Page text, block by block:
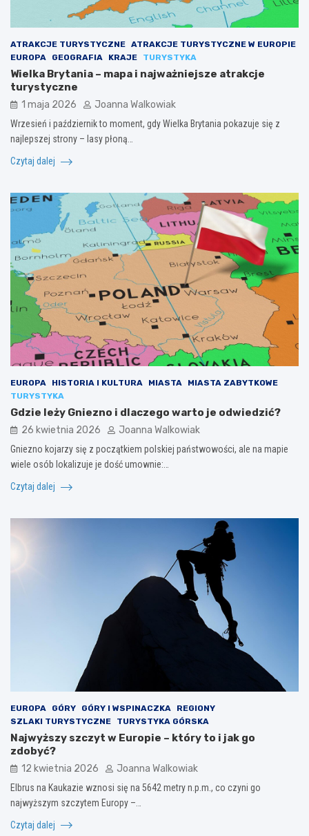
ATRAKCJE TURYSTYCZNE ATRAKCJE TURYSTYCZNE W EUROPIE
EUROPA
GEOGRAFIA KRAJE TURYSTYKA
Wielka Brytania – mapa i najważniejsze atrakcje
turystyczne
1 maja 2026 Joanna Walkowiak
Wrzesień i październik to moment, gdy Wielka Brytania pokazuje się z
najlepszej strony – lasy płoną…
Czytaj dalej
EUROPA HISTORIA I KULTURA MIASTA
MIASTA ZABYTKOWE
TURYSTYKA
Gdzie leży Gniezno i dlaczego warto je odwiedzić?
26 kwietnia 2026 Joanna Walkowiak
Gniezno kojarzy się z początkiem polskiej państwowości, ale na mapie
wiele osób lokalizuje je dość umownie:…
Czytaj dalej
EUROPA GÓRY GÓRY I WSPINACZKA
REGIONY
SZLAKI TURYSTYCZNE
TURYSTYKA GÓRSKA
Najwyższy szczyt w Europie – który to i jak go
zdobyć?
12 kwietnia 2026 Joanna Walkowiak
Elbrus na Kaukazie wznosi się na 5642 metry n.p.m., co czyni go
najwyższym szczytem Europy –…
Czytaj dalej